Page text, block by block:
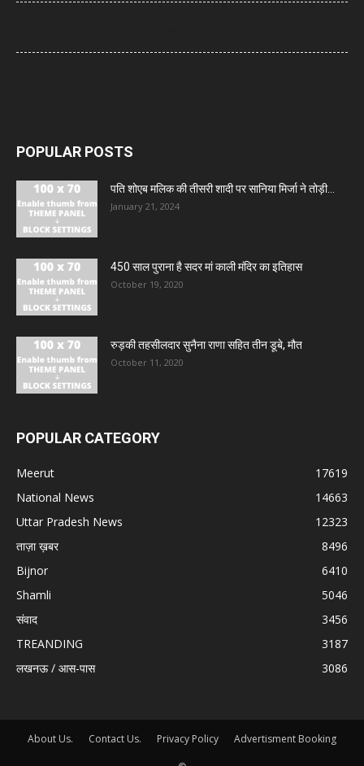
POPULAR POSTS
पति शोएब मलिक की तीसरी शादी पर सानिया मिर्जा ने तोड़ी...
January 21, 2024
450 साल पुराना है सदर मां काली मंदिर का इतिहास
October 19, 2020
रुड़की तहसीलदार सुनैना राणा सहित तीन डूबे, मौत
October 11, 2020
POPULAR CATEGORY
Meerut
17619
National News
14663
Uttar Pradesh News
12323
ताज़ा ख़बर
8496
Bijnor
6410
Shamli
5046
संवाद
3456
TREANDING
3187
लखनऊ / आस-पास
3086
About Us. Contact Us. Privacy Policy Advertisment Booking